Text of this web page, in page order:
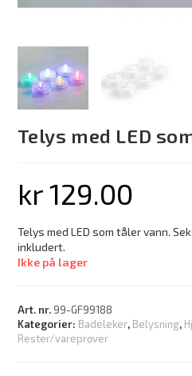
Telys med LED
kr129.00
Telys med LED som tåler vann.
inkludert.
Ikke på lager
Art. nr. 99-GF99188
Kategorier: Badeleker, Belysning,
Rester/vareprøver